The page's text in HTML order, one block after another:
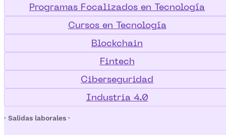
Programas Focalizados en Tecnología
Cursos en Tecnología
Blockchain
Fintech
Ciberseguridad
Industria 4.0
· Salidas laborales ·